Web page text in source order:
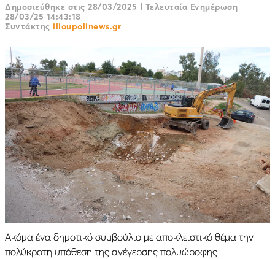
Δημοσιεύθηκε στις 28/03/2025 | Τελευταία Ενημέρωση
28/03/25 14:43:18
Συντάκτης ilioupolinews.gr
Ακόμα ένα δημοτικό συμβούλιο με αποκλειστικό θέμα την
πολύκροτη υπόθεση της ανέγερσης πολυώροφης